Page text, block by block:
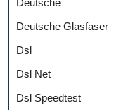
Deutsche
Deutsche Glasfaser
Dsl
Dsl Net
Dsl Speedtest